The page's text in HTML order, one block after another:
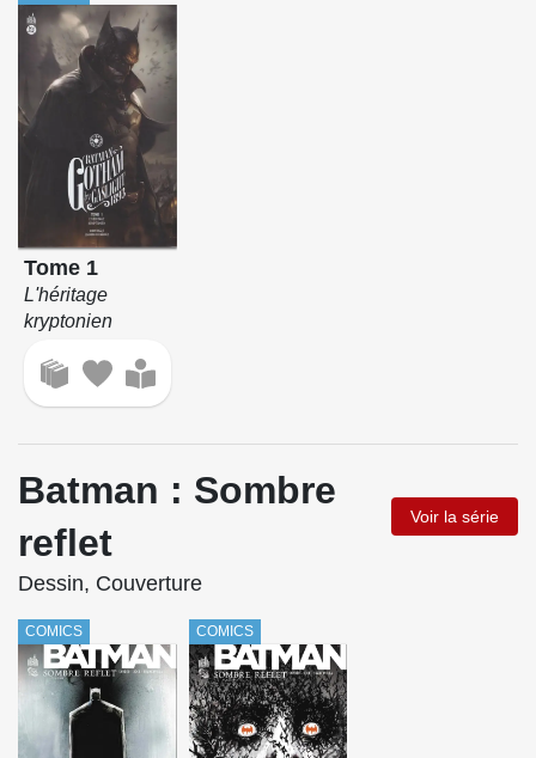
Tome 1
L'héritage
kryptonien
Batman : Sombre
reflet
Voir la série
Dessin, Couverture
COMICS COMICS